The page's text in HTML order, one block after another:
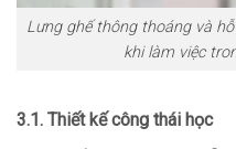
Lưng ghế thông thoáng và
khi làm việc
3.1. Thiết kế công thái học